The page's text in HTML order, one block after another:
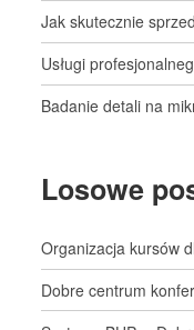
Jak skutecznie
Usługi
Badanie detali na
Losowe
Organizacja kursów
Dobre centrum